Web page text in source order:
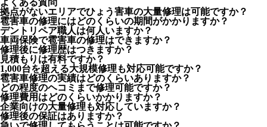
拠点がないエリアでひょう害車の大量修理は可能ですか？
雹害車の修理にはどのくらいの期間がかかりますか？
デントリペア職人は何人いますか？
車両保険で雹害車の修理はできますか？
修理後に修理歴はつきますか？
見積もりは有料ですか？
1,000台を超える大規模修理も対応可能ですか？
雹害車修理の実績はどのくらいありますか？
どの程度のヘコミまで修理可能ですか？
修理費用はどのくらいかかりますか？
企業向けの大量修理も対応していますか？
修理後の保証はありますか？